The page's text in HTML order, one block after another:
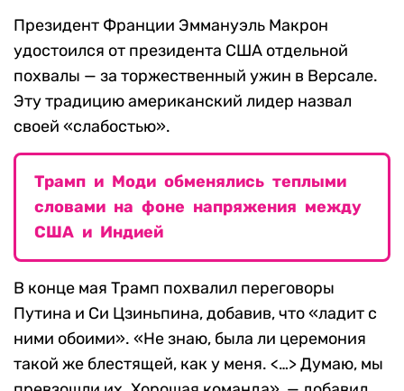
Президент Франции Эммануэль Макрон
удостоился от президента США отдельной
похвалы — за торжественный ужин в Версале.
Эту традицию американский лидер назвал
своей «слабостью».
Трамп и Моди обменялись теплыми
словами на фоне напряжения между
США и Индией
В конце мая Трамп похвалил переговоры
Путина и Си Цзиньпина, добавив, что «ладит с
ними обоими». «Не знаю, была ли церемония
такой же блестящей, как у меня. <…> Думаю, мы